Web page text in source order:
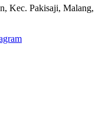
Kec. Pakisaji, Malang,